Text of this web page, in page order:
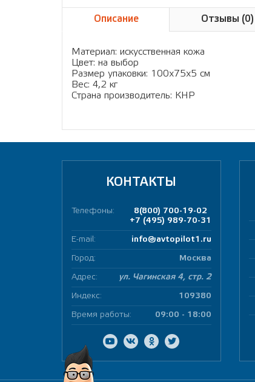
Описание Отзывы (0)
Материал: искусственная кожа
Цвет: на выбор
Размер упаковки: 100х75х5 см
Вес: 4,2 кг
Страна производитель: КНР
КОНТАКТЫ
Телефоны:
8(800) 700-19-02
+7 (495) 989-70-31
E-mail: info@avtopilot1.ru
Город: Москва
Адрес: ул. Чагинская 4, стр. 2
Индекс: 109380
Время работы: 09:00 - 18:00